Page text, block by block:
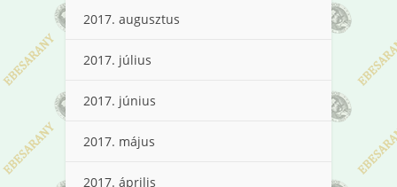
2017. augusztus
2017. július
2017. június
2017. május
2017. április